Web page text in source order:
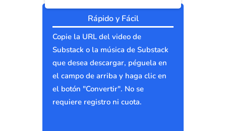
Rápido y Fácil
Copie la URL del video de
Substack o la música de Substack
que desea descargar, péguela en
el campo de arriba y haga clic en
el botón "Convertir". No se
requiere registro ni cuota.